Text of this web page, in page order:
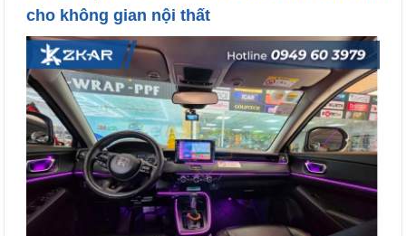
cho không gian nội thất